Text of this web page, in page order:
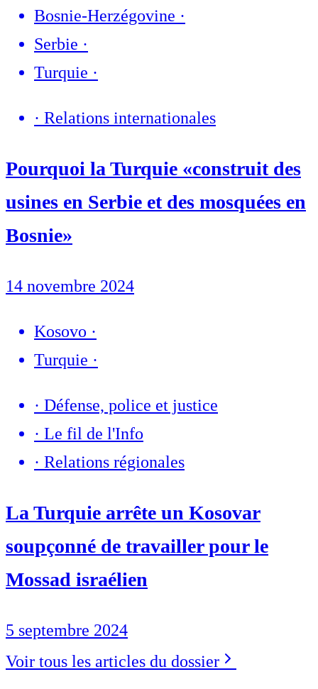
Bosnie-Herzégovine ·
Serbie ·
Turquie ·
· Relations internationales
Pourquoi la Turquie «construit des
usines en Serbie et des mosquées en
Bosnie»
14 novembre 2024
Kosovo ·
Turquie ·
· Défense, police et justice
· Le fil de l'Info
· Relations régionales
La Turquie arrête un Kosovar
soupçonné de travailler pour le
Mossad israélien
5 septembre 2024
Voir tous les articles du dossier